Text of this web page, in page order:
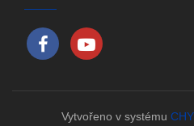
Vytvořeno v systému